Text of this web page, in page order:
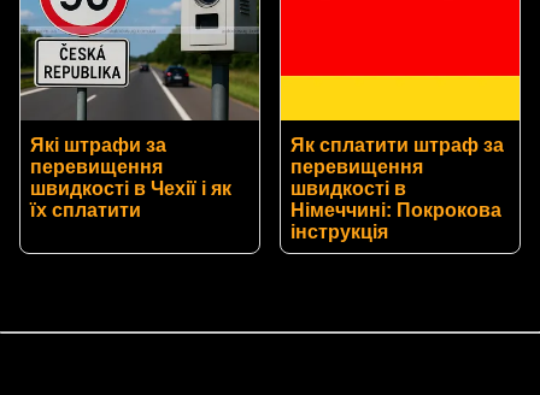
Які штрафи за
перевищення
швидкості в Чехії і як
їх сплатити
Як сплатити штраф за
перевищення
швидкості в
Німеччині: Покрокова
інструкція